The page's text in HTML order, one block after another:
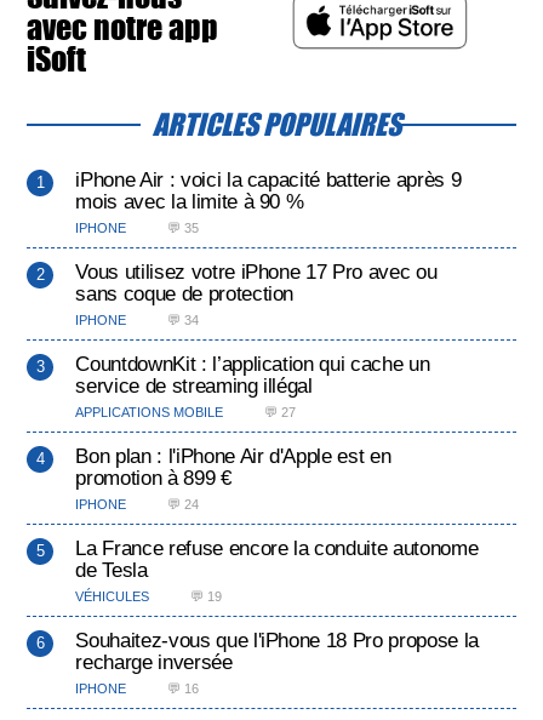
avec notre app
iSoft
ARTICLES POPULAIRES
iPhone Air : voici la capacité batterie après 9
mois avec la limite à 90 %
IPHONE 💬 35
Vous utilisez votre iPhone 17 Pro avec ou
sans coque de protection
IPHONE 💬 34
CountdownKit : l’application qui cache un
service de streaming illégal
APPLICATIONS MOBILE 💬 27
Bon plan : l'iPhone Air d'Apple est en
promotion à 899 €
IPHONE 💬 24
La France refuse encore la conduite autonome
de Tesla
VÉHICULES 💬 19
Souhaitez-vous que l'iPhone 18 Pro propose la
recharge inversée
IPHONE 💬 16